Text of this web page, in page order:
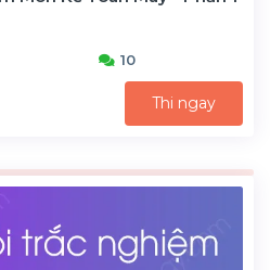
10
Thi ngay